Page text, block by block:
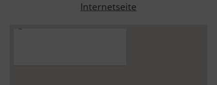
Internetseite